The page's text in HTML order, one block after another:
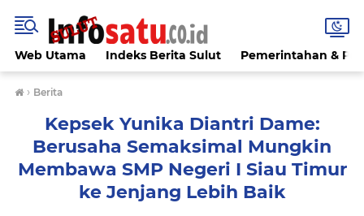
Web Utama Indeks Berita Sulut Pemerintahan &
› Berita
Kepsek Yunika Diantri Dame:
Berusaha Semaksimal Mungkin
Membawa SMP Negeri I Siau Timur
ke Jenjang Lebih Baik